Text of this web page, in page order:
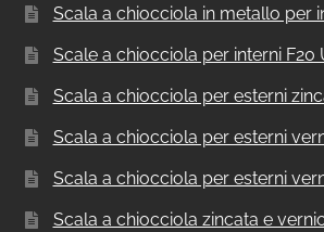
Scala a chiocciola in metallo per
Scale a chiocciola per interni F20
Scala a chiocciola per esterni
Scala a chiocciola per esterni
Scala a chiocciola per esterni
Scala a chiocciola zincata e